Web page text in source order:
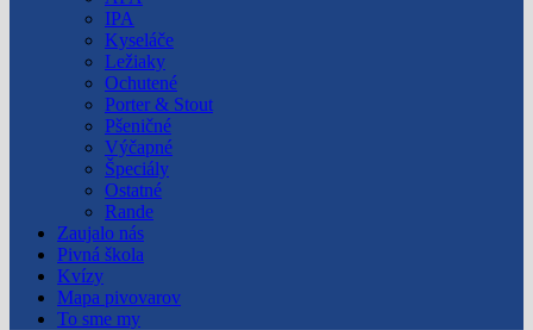
menu
IPA
Kyseláče
Ležiaky
Ochutené
Porter & Stout
Pšeničné
Výčapné
Špeciály
Ostatné
Rande
Zaujalo nás
Pivná škola
Kvízy
Mapa pivovarov
To sme my